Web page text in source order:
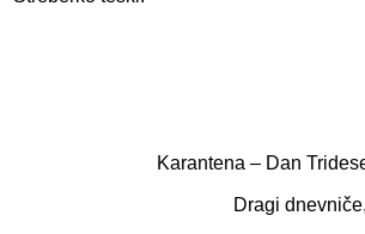
Karantena – Dan
Dragi